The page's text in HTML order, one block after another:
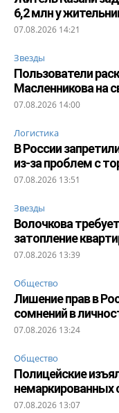
6,2 млн у
07.08.2026 14:21
Звезды
Пользователи
Масленникова на
07.08.2026 14:00
Логистика
В России
из-за проблем с
07.08.2026 13:51
Звезды
Волочкова
затопление
07.08.2026 13:39
Общество
Лишение прав в
сомнений в
07.08.2026 13:24
Общество
Полицейские
немаркированных
07.08.2026 13:07